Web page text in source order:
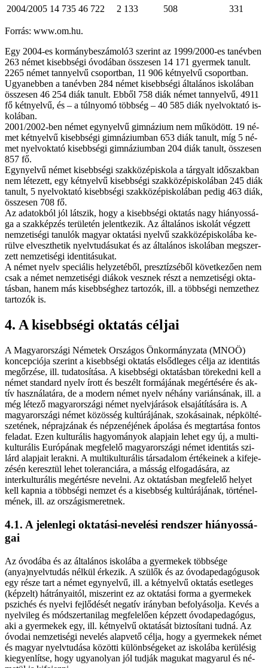
2004/2005 14 735 46 722 2 133 508 331
For­rás: www.om.hu.
Egy 2004-es kor­mánybeszá­moló3 sze­rint az 1999/2000-es tan­év­ben
263 né­met ki­sebb­sé­gi óvo­dá­ban ös­­sze­sen 14 171 gyer­mek ta­nult.
2265 né­met tan­nyel­vű cso­port­ban, 11 906 két­nyel­vű cso­port­ban.
Ugyan­eb­ben a tan­év­ben 284 né­met ki­sebb­sé­gi ál­ta­lá­nos is­ko­lá­ban
ös­­sze­sen 46 254 di­ák ta­nult. Eb­ből 758 di­ák né­met tan­nyel­vű, 4911
fő két­nyel­vű, és – a túl­nyo­mó több­ség – 40 585 di­ák nyelv­ok­ta­tó is­
ko­lá­ban.
2001/2002-ben né­met egy­nyel­vű gim­ná­zi­um nem mű­kö­dött. 19 né­
met két­nyel­vű ki­sebb­sé­gi gim­ná­zi­um­ban 653 di­ák ta­nult, míg 5 né­
met nyelv­ok­ta­tó ki­sebb­sé­gi gim­ná­zi­um­ban 204 di­ák ta­nult, ös­­sze­sen
857 fő.
Egy­nyel­vű né­met ki­sebb­sé­gi szak­kö­zép­is­ko­la a tár­gyalt idő­szak­ban
nem lé­te­zett, egy két­nyel­vű ki­sebb­sé­gi szak­kö­zép­is­ko­lá­ban 245 di­ák
ta­nult, 5 nyelv­ok­ta­tó ki­sebb­sé­gi szak­kö­zép­is­ko­lá­ban pe­dig 463 di­ák,
ös­­sze­sen 708 fő.
Az ada­tok­ból jól lát­szik, hogy a ki­sebb­sé­gi ok­ta­tás nagy hi­á­nyos­sá­
ga a szak­kép­zés te­rü­le­tén je­lent­ke­zik. Az ál­ta­lá­nos is­ko­lát vég­zett
nem­ze­ti­sé­gi ta­nu­lók ma­gyar ok­ta­tá­si nyel­vű szak­kö­zép­is­ko­lá­ba ke­
rül­ve el­veszt­he­tik nyelv­tu­dá­su­kat és az ál­ta­lá­nos is­ko­lá­ban meg­szer­
zett nem­ze­ti­sé­gi iden­ti­tá­su­kat.
A né­met nyelv spe­ci­á­lis hely­ze­té­ből, presz­tí­zsé­ből kö­vet­ke­ző­en nem
csak a né­met nem­ze­ti­sé­gi di­á­kok vesz­nek részt a nem­ze­ti­sé­gi ok­ta­
tás­ban, ha­nem más ki­sebb­ség­hez tar­to­zók, ill. a több­sé­gi nem­zet­hez
tar­to­zók is.
4. A ki­sebb­sé­gi ok­ta­tás cél­jai
A Ma­gyar­or­szá­gi Né­me­tek Or­szá­gos Ön­kor­mány­za­ta (MNOÖ)
kon­cep­ci­ó­ja sze­rint a ki­sebb­sé­gi ok­ta­tás el­sőd­le­ges cél­ja az iden­ti­tás
meg­őr­zé­se, ill. tu­da­to­sí­tá­sa. A ki­sebb­sé­gi ok­ta­tás­ban tö­re­ked­ni kell a
né­met stan­dard nyelv írott és be­szélt for­má­já­nak meg­ér­té­sé­re és ak­
tív hasz­ná­la­tá­ra, de a mo­dern né­met nyelv né­hány va­ri­án­sá­nak, ill. a
még lé­te­ző ma­gyar­or­szá­gi né­met nyelv­já­rás­ok el­sa­já­tí­tá­sá­ra is. A
ma­gyar­or­szá­gi né­met kö­zös­ség kul­tú­rá­já­nak, szo­ká­sa­i­nak, nép­köl­té­
szet­ének, nép­raj­zá­nak és nép­ze­né­jé­nek ápo­lá­sa és meg­tar­tá­sa fon­tos
fel­adat. Ezen kul­tu­rá­lis ha­gyo­má­nyok alap­ja­in le­het egy új, a mul­ti­
kul­turális Eu­ró­pá­nak meg­fe­le­lő ma­gyar­or­szá­gi né­met iden­ti­tás szi­
lárd alap­ja­it le­rak­ni. A mul­ti­kul­turális tár­sa­da­lom ér­té­ke­i­nek a ki­fe­je­
zé­sén ke­resz­tül le­het to­le­ran­ci­á­ra, a más­ság el­fo­ga­dá­sá­ra, az
interkul­turális meg­ér­tés­re ne­vel­ni. Az ok­ta­tás­ban meg­fe­le­lő he­lyet
kell kap­nia a több­sé­gi nem­zet és a ki­sebb­ség kul­tú­rá­já­nak, tör­té­nel­
mé­nek, ill. az országis­meretnek.
4.1. A je­len­le­gi ok­ta­tá­si-ne­ve­lé­si rend­szer hi­á­nyos­sá­
gai
Az óvo­dá­ba és az ál­ta­lá­nos is­ko­lá­ba a gyer­me­kek több­sé­ge
(anya)nyelv­tudás nél­kül ér­ke­zik. A szü­lők és az óvo­da­pe­da­gó­gu­sok
egy ré­sze tart a né­met egy­nyel­vű, ill. a két­nyel­vű ok­ta­tás eset­le­ges
(kép­zelt) hát­rá­nya­i­tól, mi­sze­rint ez az ok­ta­tá­si for­ma a gyer­me­kek
pszi­chés és nyel­vi fej­lő­dé­sét ne­ga­tív irány­ban be­fo­lyá­sol­ja. Ke­vés a
nyel­vi­leg és mód­szer­ta­ni­lag meg­fe­le­lő­en kép­zett óvo­da­pe­da­gó­gus,
aki a gyer­me­kek egy, ill. két­nyel­vű ok­ta­tá­sát biz­to­sí­ta­ni tud­ná. Az
óvo­dai nem­ze­ti­sé­gi ne­ve­lés alap­ve­tő cél­ja, hogy a gyer­me­kek né­met
és ma­gyar nyelv­tu­dá­sa kö­zöt­ti kü­lönb­sé­ge­ket az is­ko­lá­ba ke­rü­lé­sig
ki­egyen­lít­se, hogy ugyan­olyan jól tud­ják ma­gu­kat ma­gya­rul és né­